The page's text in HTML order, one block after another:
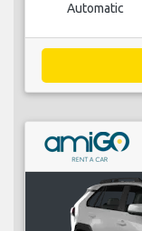
Automatic